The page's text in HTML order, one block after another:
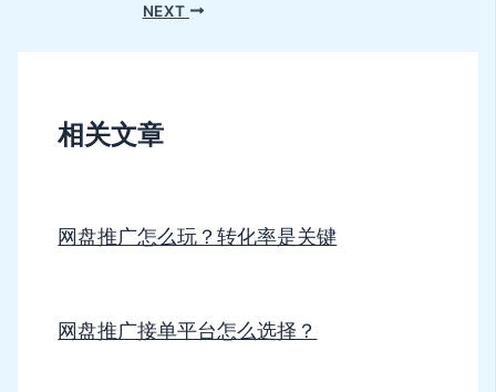
NEXT
相关文章
网盘推广怎么玩？转化率是关键
网盘推广接单平台怎么选择？